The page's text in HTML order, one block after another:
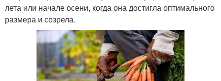
лета или начале осени, когда она достигла оптимального
размера и созрела.